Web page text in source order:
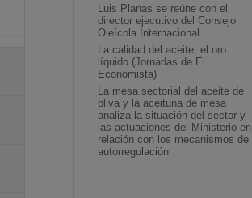
Luis Planas se reúne con el
director ejecutivo del Consejo
Oleícola Internacional
La calidad del aceite, el oro
líquido (Jornadas de El
Economista)
La mesa sectorial del aceite de
oliva y la aceituna de mesa
analiza la situación del sector y
las actuaciones del Ministerio en
relación con los mecanismos de
autorregulación